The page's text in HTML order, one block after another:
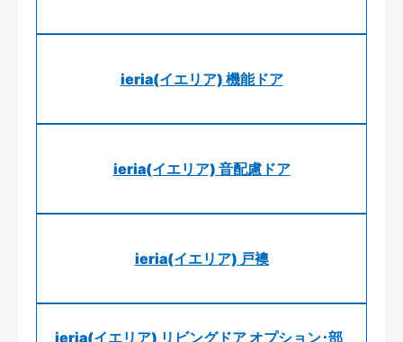
ieria(イエリア) 機能ドア
ieria(イエリア) 音配慮ドア
ieria(イエリア) 戸襖
ieria(イエリア) リビングドア オプション･部